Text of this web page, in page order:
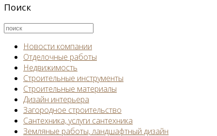
Поиск
Новости компании
Отделочные работы
Недвижимость
Строительные инструменты
Строительные материалы
Дизайн интерьера
Загородное строительство
Сантехника, услуги сантехника
Земляные работы, ландшафтный дизайн